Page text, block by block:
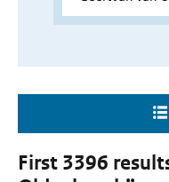
First 3396